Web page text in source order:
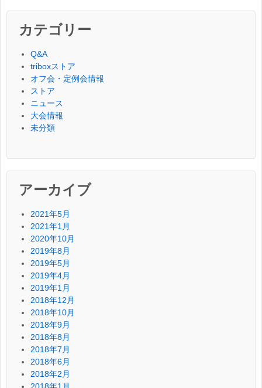
カテゴリー
Q&A
triboxストア
オフ会・定例会情報
ストア
ニュース
大会情報
未分類
アーカイブ
2021年5月
2021年1月
2020年10月
2019年8月
2019年5月
2019年4月
2019年1月
2018年12月
2018年10月
2018年9月
2018年8月
2018年7月
2018年6月
2018年2月